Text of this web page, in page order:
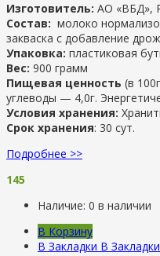
Изготовитель: АО «ВБД»,
Состав: молоко
закваска с добавление
Упаковка: пластиковая
Вес: 900 грамм
Пищевая ценность (в
углеводы — 4,0г.
Условия хранения:
Срок хранения: 30 сут.
Подробнее >>
145
Наличие: 0 в наличии
В Корзину
В Закладки В Закладки